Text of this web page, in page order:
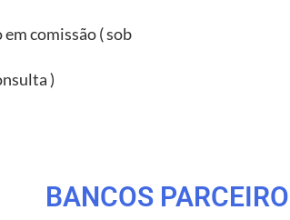
comissão ( sob
)
BANCOS